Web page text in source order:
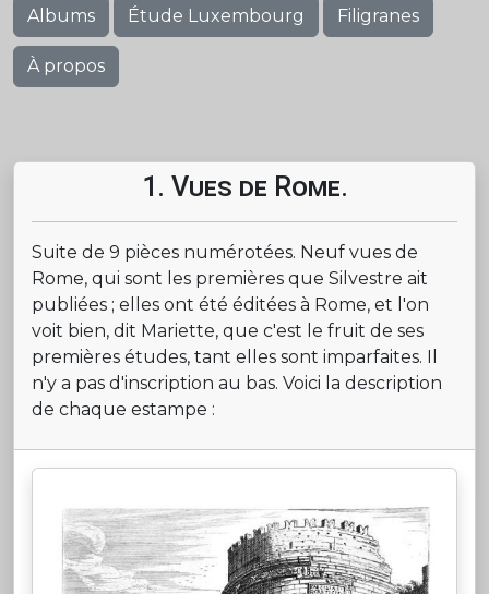
Albums Étude Luxembourg Filigranes
À propos
1. Vues de Rome.
Suite de 9 pièces numérotées. Neuf vues de
Rome, qui sont les premières que Silvestre ait
publiées ; elles ont été éditées à Rome, et l'on
voit bien, dit Mariette, que c'est le fruit de ses
premières études, tant elles sont imparfaites. Il
n'y a pas d'inscription au bas. Voici la description
de chaque estampe :